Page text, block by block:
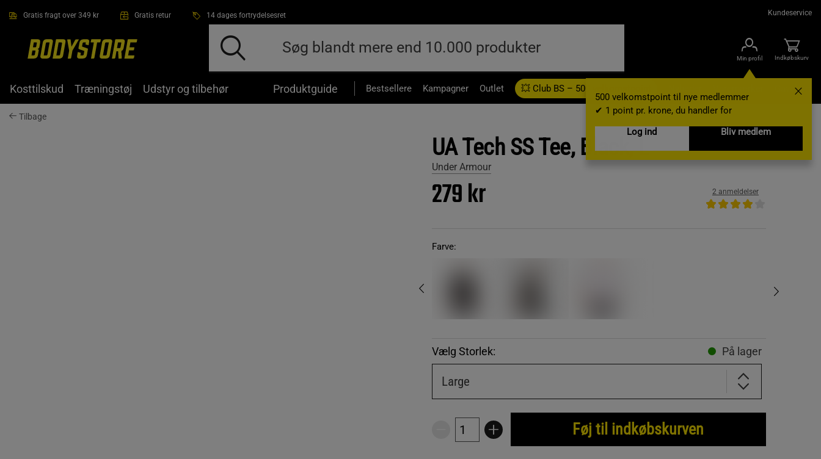
Gratis fragt over 349 kr Gratis retur 14 dages fortrydelsesret Kundeservice
Min profil
500 velkomstpoint til nye medlemmer
✔ 1 point pr. krone, du handler for
Log ind
Bliv medlem
Indkøbskurv
Kosttilskud Træningstøj Udstyr og tilbehør Produktguide Bestsellere Kampagner Outlet 💥 Club BS – 500 velkomstpoint Gavekort
Tilbage
UA Tech SS Tee, Black, L
Under Armour
279 kr 2 anmeldelser
Farve:
Vælg Storlek: På lager
Large
Føj til indkøbskurven